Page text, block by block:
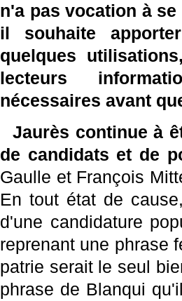
n'a pas vocation à
il souhaite
quelques
lecteurs
nécessaires avant
Jaurès continue à
de candidats et de
Gaulle et François
En tout état de
d'une candidature
reprenant une phrase
patrie serait le seul
phrase de Blanqui